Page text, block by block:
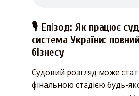
🎙️ Епізод: Як працює
система України:
бізнесу
Судовий розгляд може
фінальною стадією будь-